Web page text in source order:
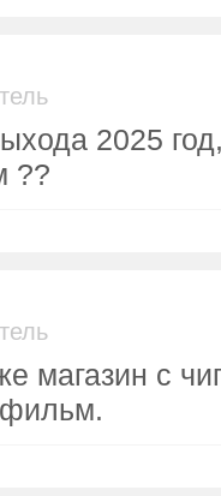
2025
??
магазин с